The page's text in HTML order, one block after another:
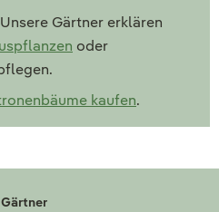
Unsere Gärtner erklären
oder
kaufen.